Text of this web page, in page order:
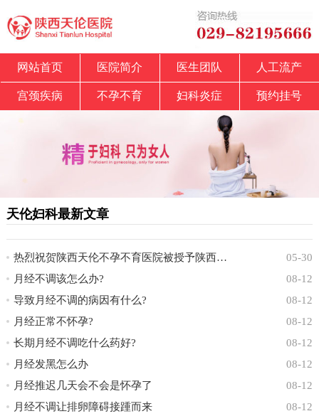
网站首页 医院简介 医生团队 人工流产
宫颈疾病 不孕不育 妇科炎症 预约挂号
天伦妇科最新文章
05-30
热烈祝贺陕西天伦不孕不育医院被授予陕西省中
08-12
月经不调该怎么办?
08-12
导致月经不调的病因有什么?
08-12
月经正常不怀孕?
08-12
长期月经不调吃什么药好?
08-12
月经发黑怎么办
08-12
月经推迟几天会不会是怀孕了
08-12
月经不调让排卵障碍接踵而来